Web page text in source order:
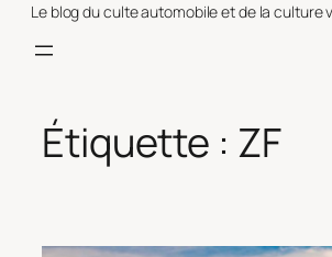
Le blog du culte automobile et de la culture
Étiquette : ZF